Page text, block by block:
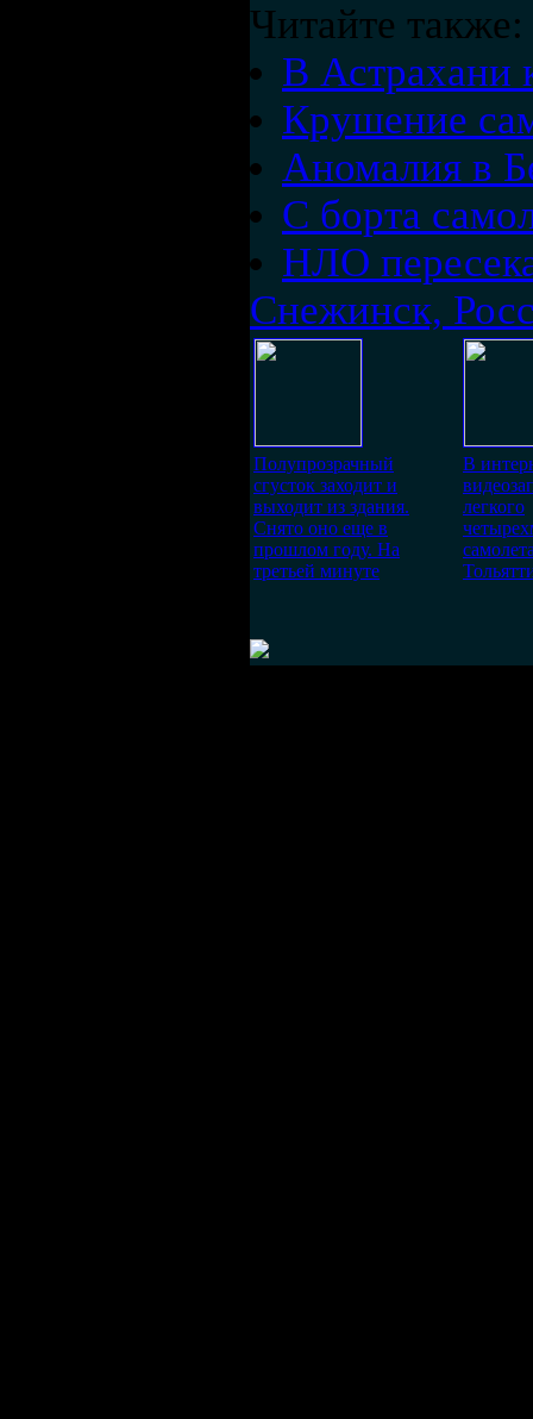
Читайте также:
В Астрахани
Крушение
Аномалия в
С борта
НЛО
Снежинск,
Полупрозрачный
сгусток заходит и
выходит из здания.
Снято оно еще в
прошлом году. На
третьей минуте
В
легкого